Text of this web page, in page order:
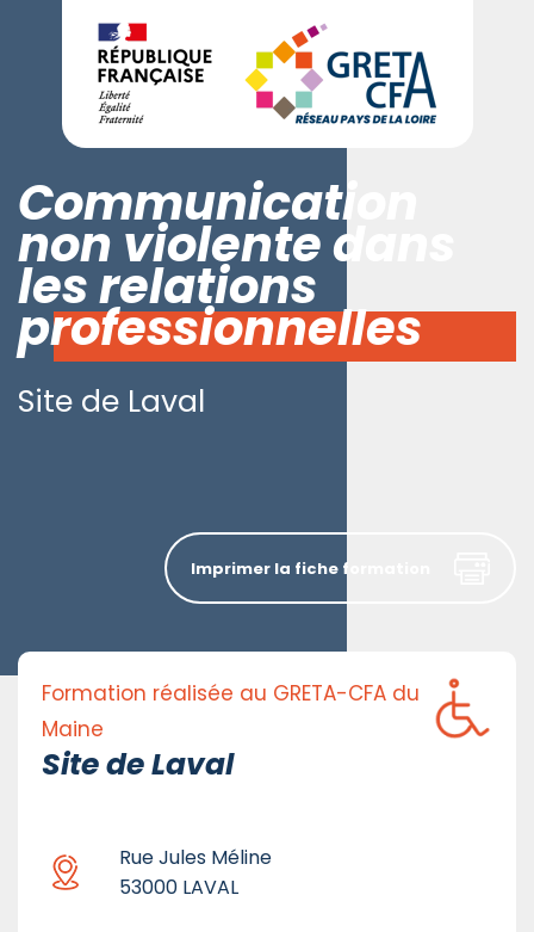
Communication
non violente dans
les relations
professionnelles
Site de Laval
Formation réalisée au GRETA-CFA du
Maine
Site de Laval
Rue Jules Méline
53000 LAVAL
Imprimer la fiche formation